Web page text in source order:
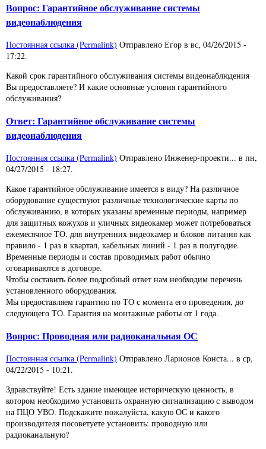
Вопрос: Гарантийное обслуживание системы
видеонаблюдения
Постоянная ссылка (Permalink) Отправлено Егор в вс, 04/26/2015 -
17:22.
Какой срок гарантийного обслуживания системы видеонаблюдения
Вы предоставляете? И какие основные условия гарантийного
обслуживания?
Ответ: Гарантийное обслуживание системы
видеонаблюдения
Постоянная ссылка (Permalink) Отправлено Инженер-проекти... в пн,
04/27/2015 - 18:27.
Какое гарантийное обслуживание имеется в виду? На различное
оборудование существуют различные технологические карты по
обслуживанию, в которых указаны временные периоды, например
для защитных кожухов и уличных видеокамер может потребоваться
ежемесячное ТО, для внутренних видеокамер и блоков питания как
правило - 1 раз в квартал, кабельных линий - 1 раз в полугодие.
Временные периоды и состав проводимых работ обычно
оговариваются в договоре.
Чтобы составить более подробный ответ нам необходим перечень
установленного оборудования.
Мы предоставляем гарантию по ТО с момента его проведения, до
следующего ТО. Гарантия на монтажные работы от 1 года.
Вопрос: Проводная или радиоканальная ОС
Постоянная ссылка (Permalink) Отправлено Ларионов Конста... в ср,
04/22/2015 - 10:21.
Здравствуйте! Есть здание имеющее историческую ценность, в
котором необходимо установить охранную сигнализацию с выводом
на ПЦО УВО. Подскажите пожалуйста, какую ОС и какого
производителя посоветуете установить: проводную или
радиоканальную?